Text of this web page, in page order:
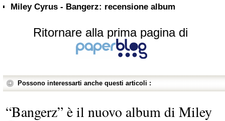
Miley Cyrus - Bangerz: recensione album
Ritornare alla prima pagina di
Possono interessarti anche questi articoli :
“Bangerz” è il nuovo album di Miley